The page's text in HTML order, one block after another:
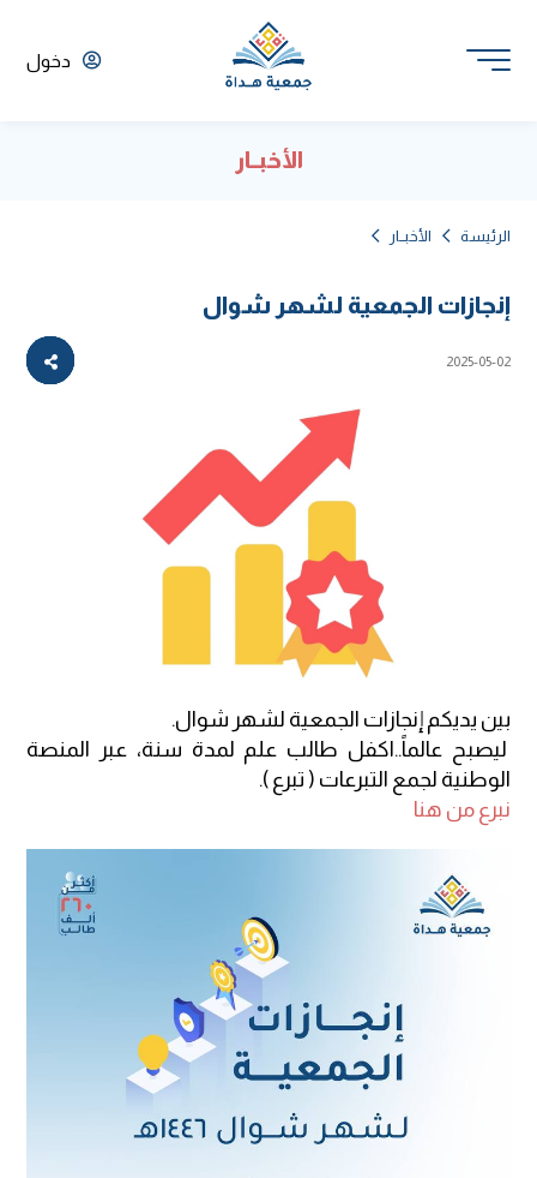
دخول
الأخبــار
الرئيسة الأخبــار
إنجازات الجمعية لشهر شوال
2025-05-02
بين يديكم إنجازات الجمعية لشهر شوال.
ليصبح عالماً..اكفل طالب علم لمدة سنة، عبر المنصة
الوطنية لجمع التبرعات ( تبرع ).
نبرع من هنا